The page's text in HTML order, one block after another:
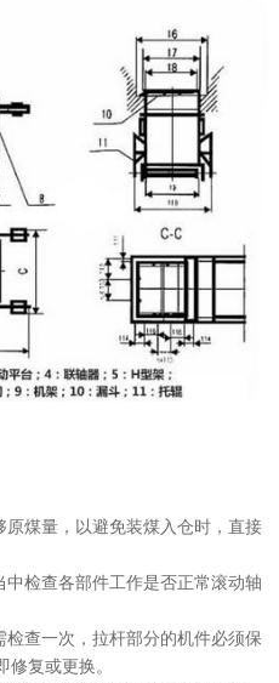
煤量，以避免装煤入仓时，直接
检查各部件工作是否正常滚动轴
查一次，拉杆部分的机件必须保
复或更换。